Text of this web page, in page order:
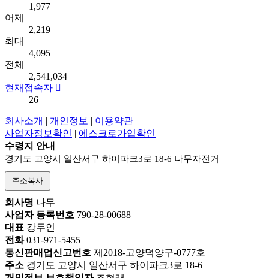
1,977
어제
2,219
최대
4,095
전체
2,541,034
현재접속자
26
회사소개 | 개인정보 | 이용약관
사업자정보확인 | 에스크로가입확인
수령지 안내
경기도 고양시 일산서구 하이파크3로 18-6 나무자전거
주소복사
회사명 나무
사업자 등록번호 790-28-00688
대표 강두인
전화031-971-5455
통신판매업신고번호 제2018-고양덕양구-0777호
주소 경기도 고양시 일산서구 하이파크3로 18-6